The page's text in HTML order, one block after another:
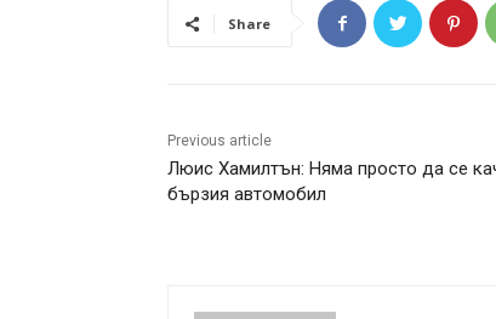
Share
Previous article
Люис Хамилтън: Няма просто да се
бързия автомобил